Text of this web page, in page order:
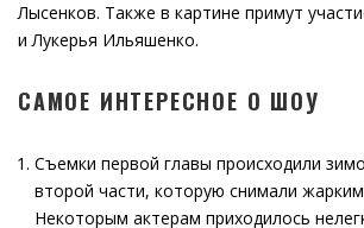
Лысенков. Также в картине примут
и Лукерья Ильяшенко.
САМОЕ ИНТЕРЕСНОЕ О ШОУ
Съемки первой главы происходили
второй части, которую снимали
Некоторым актерам приходилось